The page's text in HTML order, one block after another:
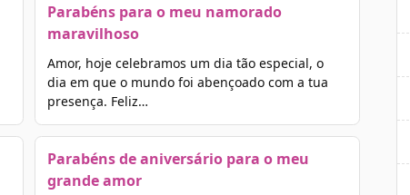
Parabéns para o meu namorado
maravilhoso
Amor, hoje celebramos um dia tão especial, o
dia em que o mundo foi abençoado com a tua
presença. Feliz…
Parabéns de aniversário para o meu
grande amor